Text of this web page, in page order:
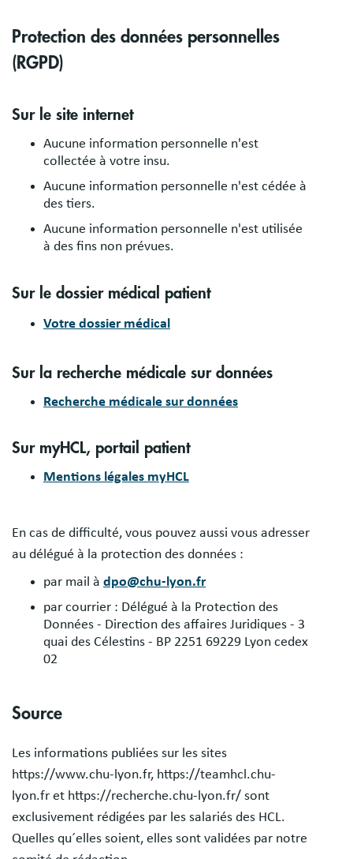
Protection des données personnelles
(RGPD)
Sur le site internet
Aucune information personnelle n'est
collectée à votre insu.
Aucune information personnelle n'est cédée à
des tiers.
Aucune information personnelle n'est utilisée
à des fins non prévues.
Sur le dossier médical patient
Votre dossier médical
Sur la recherche médicale sur données
Recherche médicale sur données
Sur myHCL, portail patient
Mentions légales myHCL
En cas de difficulté, vous pouvez aussi vous adresser
au délégué à la protection des données :
par mail à dpo@chu-lyon.fr
par courrier : Délégué à la Protection des
Données - Direction des affaires Juridiques - 3
quai des Célestins - BP 2251 69229 Lyon cedex
02
Source
Les informations publiées sur les sites
https://www.chu-lyon.fr, https://teamhcl.chu-
lyon.fr et https://recherche.chu-lyon.fr/ sont
exclusivement rédigées par les salariés des HCL.
Quelles qu´elles soient, elles sont validées par notre